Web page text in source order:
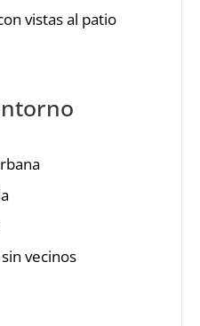
vistas al patio
vecinos